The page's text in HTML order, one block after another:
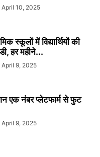
April 10, 2025
स्कूलाें में विद्यार्थियों की
हर महीने...
April 9, 2025
एक नंबर प्लेटफार्म से फुट
April 9, 2025